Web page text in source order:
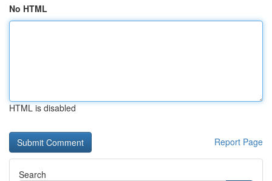
No HTML
HTML is disabled
Report Page
Search